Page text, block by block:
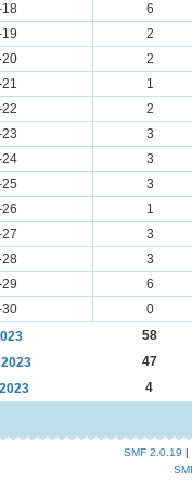
6
2
2
1
2
3
3
3
1
3
3
6
0
58
47
4
SMF 2.0.19 |